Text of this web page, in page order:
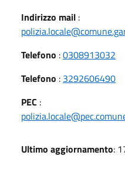
Indirizzo mail :
Telefono :0308913032
Telefono : 3292606490
PEC :
Ultimo aggiornamento: